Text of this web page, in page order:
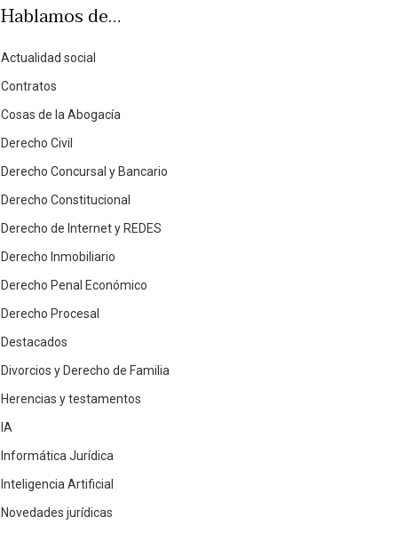
Hablamos de…
Actualidad social
Contratos
Cosas de la Abogacía
Derecho Civil
Derecho Concursal y Bancario
Derecho Constitucional
Derecho de Internet y REDES
Derecho Inmobiliario
Derecho Penal Económico
Derecho Procesal
Destacados
Divorcios y Derecho de Familia
Herencias y testamentos
IA
Informática Jurídica
Inteligencia Artificial
Novedades jurídicas